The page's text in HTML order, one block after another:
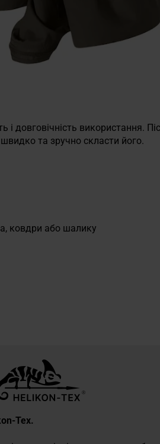
і довговічність використання.
та зручно скласти його.
ковдри або шалику
Tex.